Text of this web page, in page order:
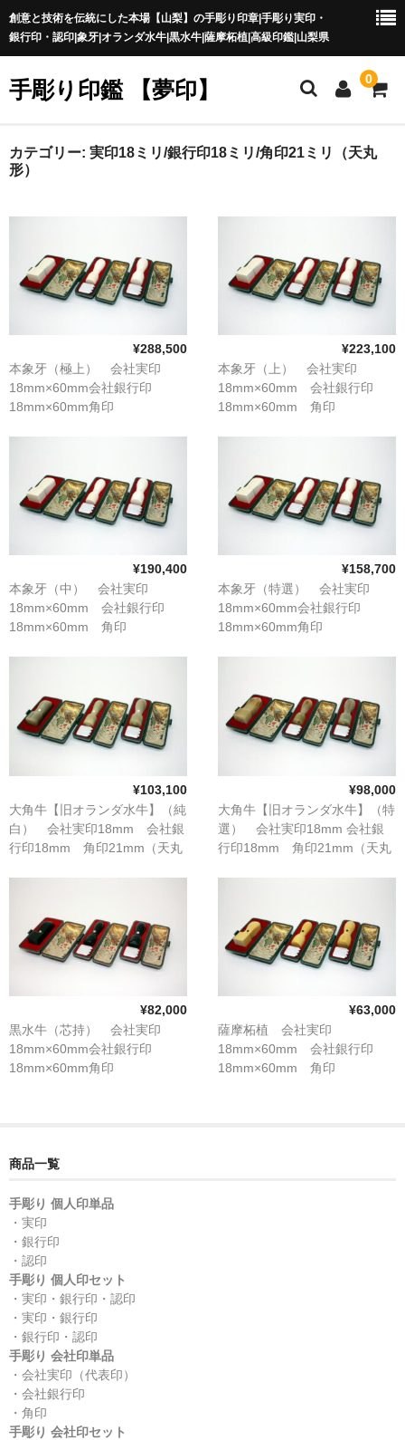
創意と技術を伝統にした本場【山梨】の手彫り印章|手彫り実印・
銀行印・認印|象牙|オランダ水牛|黒水牛|薩摩柘植|高級印鑑|山梨県
手彫り印鑑 【夢印】 0
夢印TOP
一級印章彫刻技能士
印鑑の材質
印鑑の書体
象牙印鑑の種類
お客様の声
カテゴリー: 実印18ミリ/銀行印18ミリ/角印21ミリ（天丸
形）
¥288,500
本象牙（極上） 会社実印
18mm×60mm会社銀行印
18mm×60mm角印
¥223,100
本象牙（上） 会社実印
18mm×60mm 会社銀行印
18mm×60mm 角印
¥190,400
本象牙（中） 会社実印
18mm×60mm 会社銀行印
18mm×60mm 角印
¥158,700
本象牙（特選） 会社実印
18mm×60mm会社銀行印
18mm×60mm角印
¥103,100
大角牛【旧オランダ水牛】（純
白） 会社実印18mm 会社銀
行印18mm 角印21mm（天丸
¥98,000
大角牛【旧オランダ水牛】（特
選） 会社実印18mm 会社銀
行印18mm 角印21mm（天丸
¥82,000
黒水牛（芯持） 会社実印
18mm×60mm会社銀行印
18mm×60mm角印
¥63,000
薩摩柘植 会社実印
18mm×60mm 会社銀行印
18mm×60mm 角印
商品一覧
手彫り 個人印単品
・実印
・銀行印
・認印
手彫り 個人印セット
・実印・銀行印・認印
・実印・銀行印
・銀行印・認印
手彫り 会社印単品
・会社実印（代表印）
・会社銀行印
・角印
手彫り 会社印セット